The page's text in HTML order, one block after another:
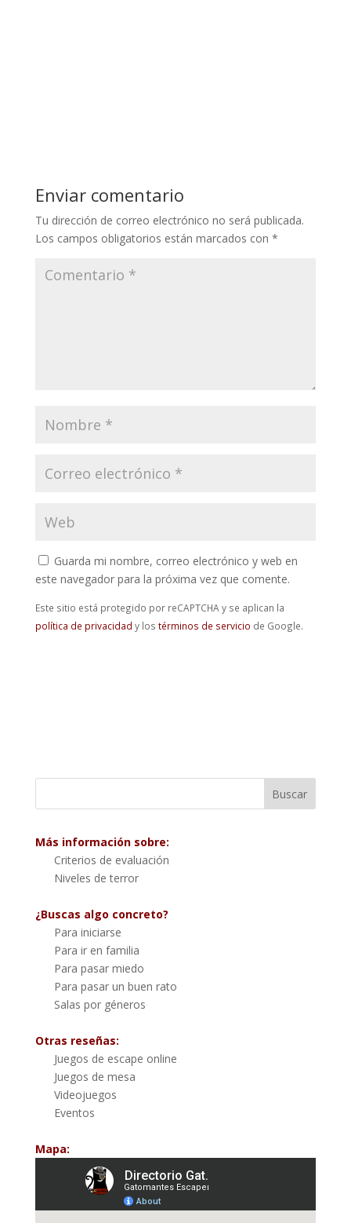
Enviar comentario
Tu dirección de correo electrónico no será publicada.
Los campos obligatorios están marcados con *
Guarda mi nombre, correo electrónico y web en
este navegador para la próxima vez que comente.
Este sitio está protegido por reCAPTCHA y se aplican la
política de privacidad y los términos de servicio de Google.
Más información sobre:
Criterios de evaluación
Niveles de terror
¿Buscas algo concreto?
Para iniciarse
Para ir en familia
Para pasar miedo
Para pasar un buen rato
Salas por géneros
Otras reseñas:
Juegos de escape online
Juegos de mesa
Videojuegos
Eventos
Mapa: